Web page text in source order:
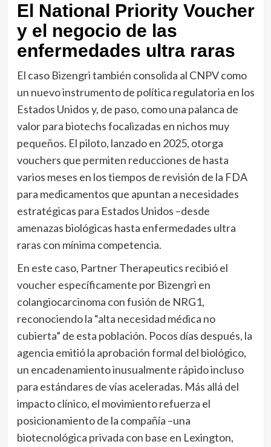
El National Priority Voucher
y el negocio de las
enfermedades ultra raras
El caso Bizengri también consolida al CNPV como
un nuevo instrumento de política regulatoria en los
Estados Unidos y, de paso, como una palanca de
valor para biotechs focalizadas en nichos muy
pequeños. El piloto, lanzado en 2025, otorga
vouchers que permiten reducciones de hasta
varios meses en los tiempos de revisión de la FDA
para medicamentos que apuntan a necesidades
estratégicas para Estados Unidos –desde
amenazas biológicas hasta enfermedades ultra
raras con mínima competencia.
En este caso, Partner Therapeutics recibió el
voucher específicamente por Bizengri en
colangiocarcinoma con fusión de NRG1,
reconociendo la “alta necesidad médica no
cubierta” de esta población. Pocos días después, la
agencia emitió la aprobación formal del biológico,
un encadenamiento inusualmente rápido incluso
para estándares de vías aceleradas. Más allá del
impacto clínico, el movimiento refuerza el
posicionamiento de la compañía –una
biotecnológica privada con base en Lexington,